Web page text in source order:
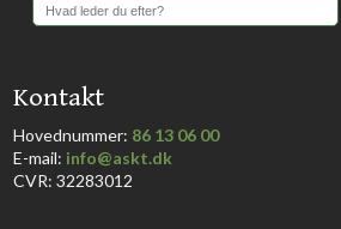
​Kontakt
Hovednummer: 86 13 06 00
​E-mail: info@askt.dk
CVR: 32283012